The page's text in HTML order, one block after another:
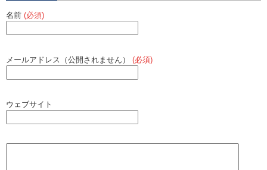
名前 (必須)
メールアドレス（公開されません） (必須)
ウェブサイト